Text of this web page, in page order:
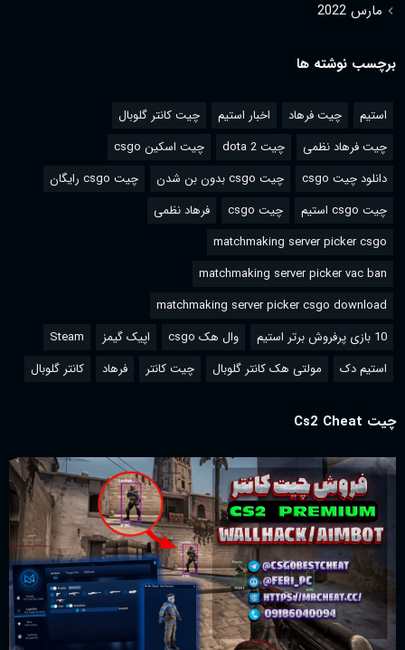
مارس 2022
برچسب نوشته ها
استیم چیت فرهاد اخبار استیم
چیت کانتر گلوبال
چیت فرهاد نظمی
چیت dota 2
چیت اسکین csgo
دانلود چیت csgo
چیت csgo بدون بن شدن
چیت csgo رایگان
چیت csgo استیم
چیت csgo
فرهاد نظمی
matchmaking server picker csgo
matchmaking server picker vac ban
matchmaking server picker csgo download
10 بازی پرفروش برتر استیم
وال هک csgo اپیک گیمز
Steam
استیم دک
مولتی هک کانتر گلوبال چیت کانتر فرهاد کانتر گلوبال
چیت Cs2 Cheat